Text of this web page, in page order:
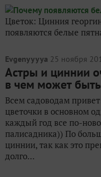
Цветок: Цинния
появляются белые
Evgenyyyya 25 ноября
Астры и циннии
в чем может
Всем садоводам
цветочки в основном
каждый год все по-
палисадника)) По
циннии, так как это
долго...